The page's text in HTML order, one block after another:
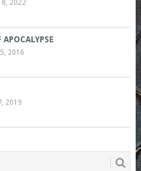
2022
2016
2019